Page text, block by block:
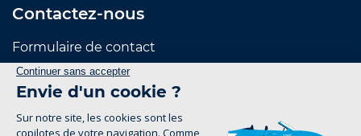
Contactez-nous
Formulaire de contact
Suivez-nous